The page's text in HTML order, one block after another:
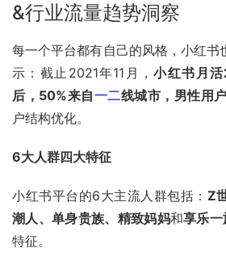
&行业流量趋势洞察
每一个平台都有自己的风格，小红书
示：截止2021年11月，小红书月
后，50%来自一二线城市，男性用
户结构优化。
6大人群四大特征
小红书平台的6大主流人群包括： Z
潮人、单身贵族、精致妈妈和享乐一
特征。